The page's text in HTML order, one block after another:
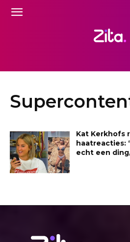
Kat Kerkhofs
haatreacties:
echt een